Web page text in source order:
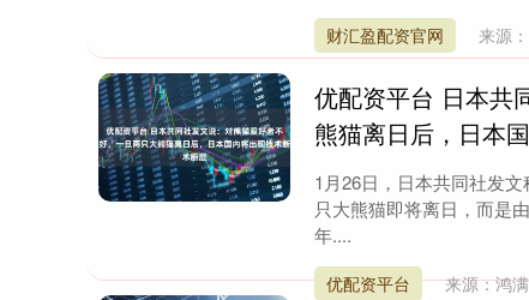
财汇盈配资官网 来源
优配资平台 日本共
熊猫离日后，日本
1月26日，日本共同社发
只大熊猫即将离日，而是
年....
优配资平台 来源：鸿